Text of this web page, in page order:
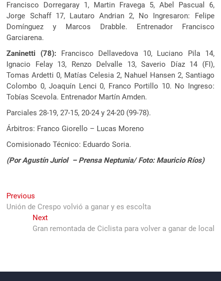
Francisco Dorregaray 1, Martin Fravega 5, Abel Pascual 6,
Jorge Schaff 17, Lautaro Andrian 2, No Ingresaron: Felipe
Domínguez y Marcos Drabble. Entrenador Francisco
Garciarena.
Zaninetti (78): Francisco Dellavedova 10, Luciano Pila 14,
Ignacio Felay 13, Renzo Delvalle 13, Saverio Díaz 14 (FI),
Tomas Ardetti 0, Matías Celesia 2, Nahuel Hansen 2, Santiago
Colombo 0, Joaquín Lenci 0, Franco Portillo 10. No Ingreso:
Tobías Scevola. Entrenador Martín Amden.
Parciales 28-19, 27-15, 20-24 y 24-20 (99-78).
Árbitros: Franco Giorello – Lucas Moreno
Comisionado Técnico: Eduardo Soria.
(Por Agustín Juriol – Prensa Neptunia/ Foto: Mauricio Ríos)
Navegación
de
entradas
Previous
post:
Unión de Crespo volvió a ganar y es escolta
NextNext
post:
Gran remontada de Ciclista para volver a ganar de local